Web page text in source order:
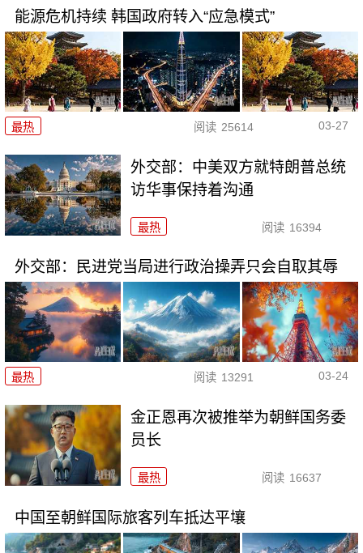
能源危机持续 韩国政府转入“应急模式”
最热 阅读 25614 03-27
外交部：中美双方就特朗普总统
访华事保持着沟通
最热 阅读 16394
外交部：民进党当局进行政治操弄只会自取其辱
最热 阅读 13291 03-24
金正恩再次被推举为朝鲜国务委
员长
最热 阅读 16637
中国至朝鲜国际旅客列车抵达平壤